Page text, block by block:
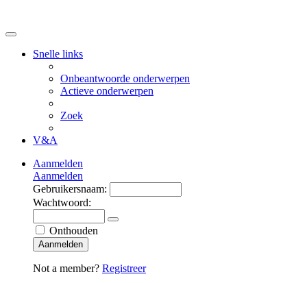
Snelle links
Onbeantwoorde onderwerpen
Actieve onderwerpen
Zoek
V&A
Aanmelden
Aanmelden
Gebruikersnaam:
Wachtwoord:
Onthouden
Aanmelden
Not a member? Registreer